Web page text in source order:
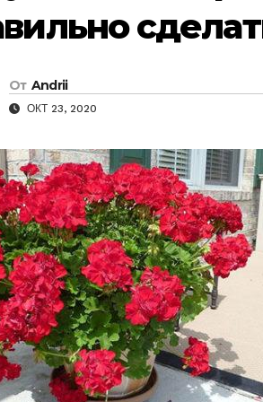
От Andrii
ОКТ 23, 2020